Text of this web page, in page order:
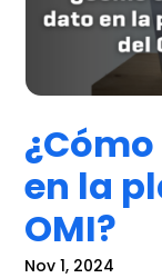
en la
OMI?
Nov 1, 2024